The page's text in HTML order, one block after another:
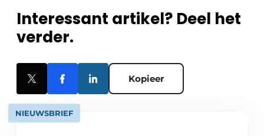
Interessant artikel? Deel het
verder.
Kopieer
NIEUWSBRIEF